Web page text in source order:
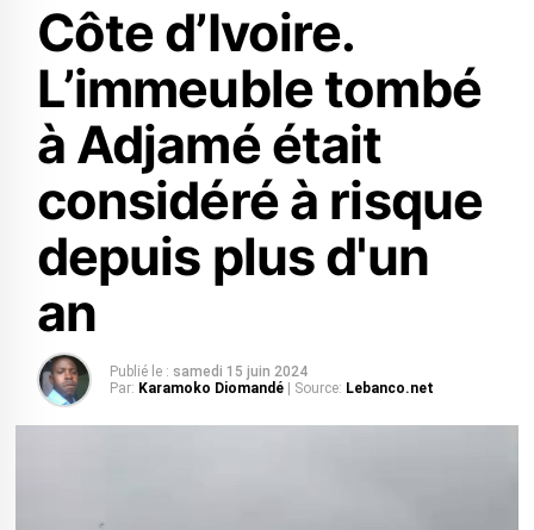
Côte d’Ivoire.
L’immeuble tombé
à Adjamé était
considéré à risque
depuis plus d'un
an
Publié le : samedi 15 juin 2024
Par: Karamoko Diomandé | Source: Lebanco.net